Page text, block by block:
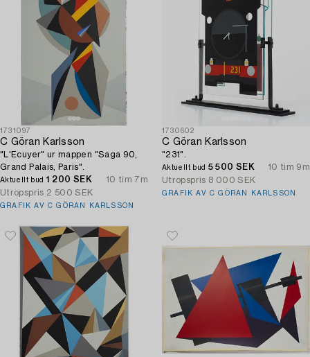
1731097
C Göran Karlsson
"L'Ecuyer" ur mappen "Saga 90,
Grand Palais, Paris".
Aktuellt bud 1 200 SEK
10 tim 7m
Utropspris 2 500 SEK
GRAFIK AV C GÖRAN KARLSSON
1730602
C Göran Karlsson
"231".
Aktuellt bud 5 500 SEK
10 tim 9m
Utropspris 8 000 SEK
GRAFIK AV C GÖRAN KARLSSON